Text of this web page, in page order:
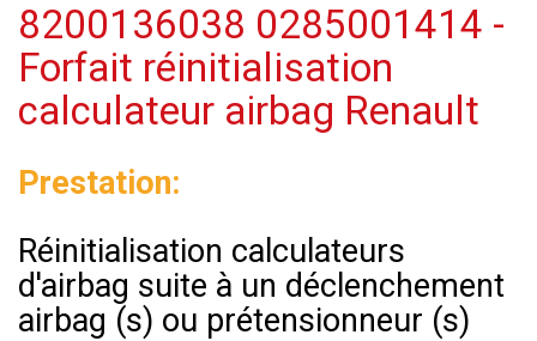
8200136038 0285001414 -
Forfait réinitialisation
calculateur airbag Renault
Prestation:
Réinitialisation calculateurs
d'airbag suite à un déclenchement
airbag (s) ou prétensionneur (s)